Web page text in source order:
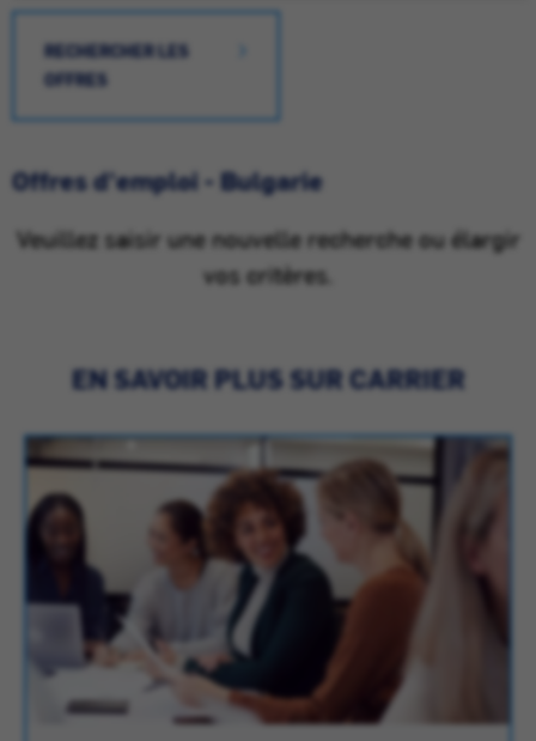
RECHERCHER LES
OFFRES
Offres d'emploi - Bulgarie
Veuillez saisir une nouvelle recherche ou élargir
vos critères.
EN SAVOIR PLUS SUR CARRIER